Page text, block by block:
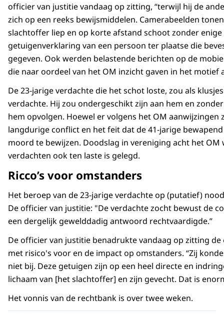
officier van justitie vandaag op zitting, “terwijl hij de
zich op een reeks bewijsmiddelen. Camerabeelden
slachtoffer liep en op korte afstand schoot zonder enige
getuigenverklaring van een persoon ter plaatse die
gegeven. Ook werden belastende berichten op de
die naar oordeel van het OM inzicht gaven in het motief
De 23-jarige verdachte die het schot loste, zou als
verdachte. Hij zou ondergeschikt zijn aan hem en
hem opvolgen. Hoewel er volgens het OM
langdurige conflict en het feit dat de 41-jarige
moord te bewijzen. Doodslag in vereniging acht het
verdachten ook ten laste is gelegd.
Ricco’s voor omstanders
Het beroep van de 23-jarige verdachte op (putatief)
De officier van justitie: "De verdachte zocht bewust de
een dergelijk gewelddadig antwoord rechtvaardigde.”
De officier van justitie benadrukte vandaag op zitting
met risico's voor en de impact op omstanders. “Zij
niet bij. Deze getuigen zijn op een heel directe en
lichaam van [het slachtoffer] en zijn gevecht. Dat is
Het vonnis van de rechtbank is over twee weken.